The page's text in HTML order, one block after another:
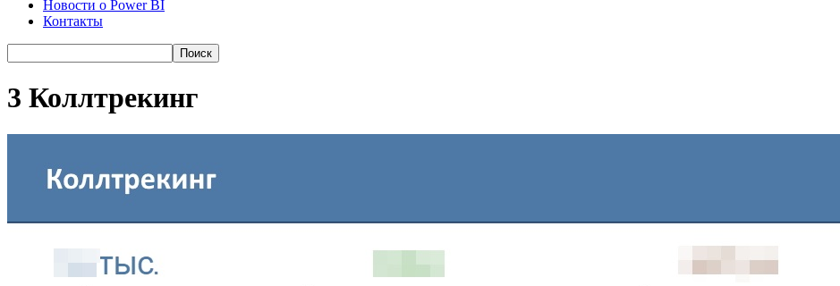
Новости о Power BI
Контакты
3 Коллтрекинг